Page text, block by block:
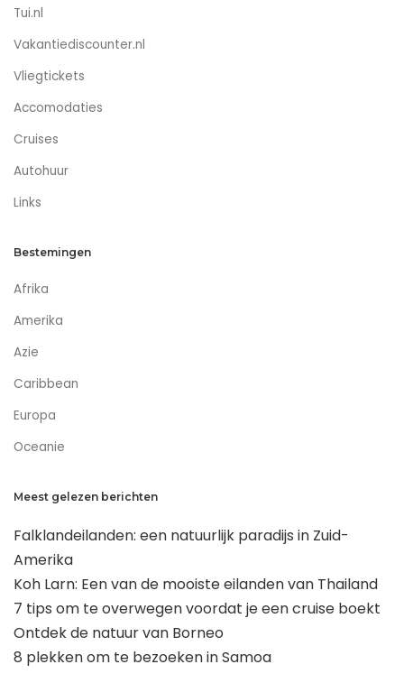
Tui.nl
Vakantiediscounter.nl
Vliegtickets
Accomodaties
Cruises
Autohuur
Links
Bestemingen
Afrika
Amerika
Azie
Caribbean
Europa
Oceanie
Meest gelezen berichten
Falklandeilanden: een natuurlijk paradijs in Zuid-
Amerika
Koh Larn: Een van de mooiste eilanden van Thailand
7 tips om te overwegen voordat je een cruise boekt
Ontdek de natuur van Borneo
8 plekken om te bezoeken in Samoa